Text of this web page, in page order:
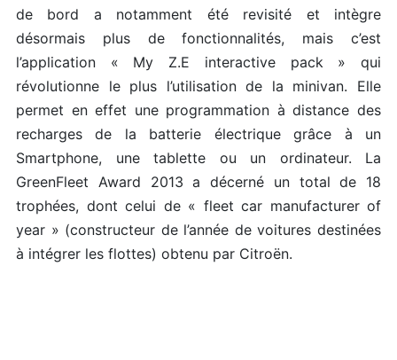
de bord a notamment été revisité et intègre
désormais plus de fonctionnalités, mais c’est
l’application « My Z.E interactive pack » qui
révolutionne le plus l’utilisation de la minivan. Elle
permet en effet une programmation à distance des
recharges de la batterie électrique grâce à un
Smartphone, une tablette ou un ordinateur. La
GreenFleet Award 2013 a décerné un total de 18
trophées, dont celui de « fleet car manufacturer of
year » (constructeur de l’année de voitures destinées
à intégrer les flottes) obtenu par Citroën.